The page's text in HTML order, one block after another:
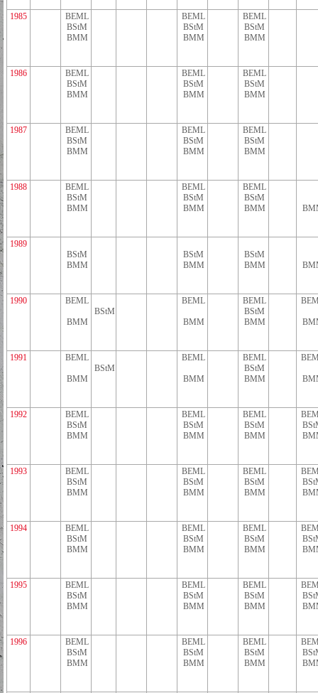
1985
BEML
BStM
BMM
BEML
BStM
BMM
BEML
BStM
BMM
1986
BEML
BStM
BMM
BEML
BStM
BMM
BEML
BStM
BMM
1987
BEML
BStM
BMM
BEML
BStM
BMM
BEML
BStM
BMM
1988
BEML
BStM
BMM
BEML
BStM
BMM
BEML
BStM
BMM
1989
BStM
BMM
BStM
BMM
BStM
BMM
1990 BEML
BMM
BStM
BEML
BMM
BEML
BStM
BMM
1991 BEML
BMM
BStM
BEML
BMM
BEML
BStM
BMM
1992
BEML
BStM
BMM
BEML
BStM
BMM
BEML
BStM
BMM
1993
BEML
BStM
BMM
BEML
BStM
BMM
BEML
BStM
BMM
1994
BEML
BStM
BMM
BEML
BStM
BMM
BEML
BStM
BMM
1995
BEML
BStM
BMM
BEML
BStM
BMM
BEML
BStM
BMM
1996
BEML
BStM
BMM
BEML
BStM
BMM
BEML
BStM
BMM